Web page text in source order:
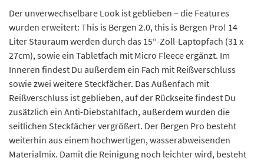
Der unverwechselbare Look ist geblieben – die Features
wurden erweitert: This is Bergen 2.0, this is Bergen Pro! 14
Liter Stauraum werden durch das 15“-Zoll-Laptopfach (31 x
27cm), sowie ein Tabletfach mit Micro Fleece ergänzt. Im
Inneren findest Du außerdem ein Fach mit Reißverschluss
sowie zwei weitere Steckfächer. Das Außenfach mit
Reißverschluss ist geblieben, auf der Rückseite findest Du
zusätzlich ein Anti-Diebstahlfach, außerdem wurden die
seitlichen Steckfächer vergrößert. Der Bergen Pro besteht
weiterhin aus einem hochwertigen, wasserabweisenden
Materialmix. Damit die Reinigung noch leichter wird, besteht